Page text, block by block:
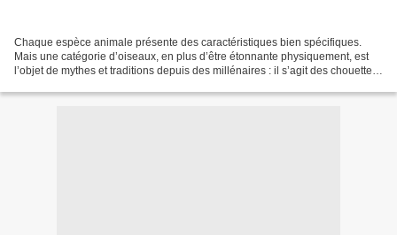
Chaque espèce animale présente des caractéristiques bien spécifiques.
Mais une catégorie d’oiseaux, en plus d’être étonnante physiquement, est
l’objet de mythes et traditions depuis des millénaires : il s’agit des chouettes